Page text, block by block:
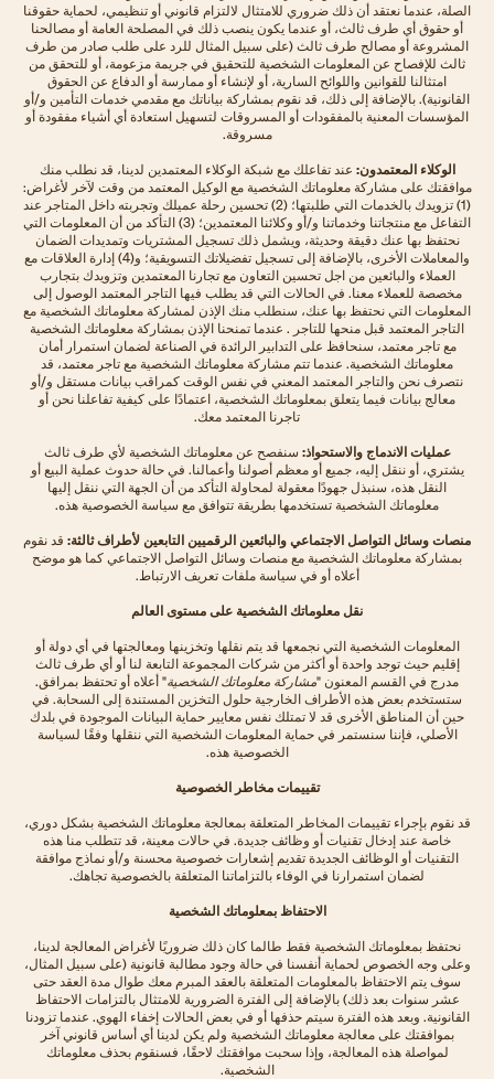
الصلة، عندما نعتقد أن ذلك ضروري للامتثال لالتزام قانوني أو تنظيمي، لحماية حقوقنا
أو حقوق أي طرف ثالث، أو عندما يكون ينصب ذلك في المصلحة العامة أو مصالحنا
المشروعة أو مصالح طرف ثالث (على سبيل المثال للرد على طلب صادر من طرف
ثالث للإفصاح عن المعلومات الشخصية للتحقيق في جريمة مزعومة، أو للتحقق من
امتثالنا للقوانين واللوائح السارية، أو لإنشاء أو ممارسة أو الدفاع عن الحقوق
القانونية). بالإضافة إلى ذلك، قد نقوم بمشاركة بياناتك مع مقدمي خدمات التأمين و/أو
المؤسسات المعنية بالمفقودات أو المسروقات لتسهيل استعادة أي أشياء مفقودة أو
مسروقة.
الوكلاء المعتمدون: عند تفاعلك مع شبكة الوكلاء المعتمدين لدينا، قد نطلب منك
موافقتك على مشاركة معلوماتك الشخصية مع الوكيل المعتمد من وقت لآخر لأغراض:
(1) تزويدك بالخدمات التي طلبتها؛ (2) تحسين رحلة عميلك وتجربته داخل المتاجر عند
التفاعل مع منتجاتنا وخدماتنا و/أو وكلائنا المعتمدين؛ (3) التأكد من أن المعلومات التي
نحتفظ بها عنك دقيقة وحديثة، ويشمل ذلك تسجيل المشتريات وتمديدات الضمان
والمعاملات الأخرى، بالإضافة إلى تسجيل تفضيلاتك التسويقية؛ و(4) إدارة العلاقات مع
العملاء والبائعين من اجل تحسين التعاون مع تجارنا المعتمدين وتزويدك بتجارب
مخصصة للعملاء معنا. في الحالات التي قد يطلب فيها التاجر المعتمد الوصول إلى
المعلومات التي نحتفظ بها عنك، سنطلب منك الإذن لمشاركة معلوماتك الشخصية مع
التاجر المعتمد قبل منحها للتاجر . عندما تمنحنا الإذن بمشاركة معلوماتك الشخصية
مع تاجر معتمد، سنحافظ على التدابير الرائدة في الصناعة لضمان استمرار أمان
معلوماتك الشخصية. عندما تتم مشاركة معلوماتك الشخصية مع تاجر معتمد، قد
نتصرف نحن والتاجر المعتمد المعني في نفس الوقت كمراقب بيانات مستقل و/أو
معالج بيانات فيما يتعلق بمعلوماتك الشخصية، اعتمادًا على كيفية تفاعلنا نحن أو
تاجرنا المعتمد معك.
عمليات الاندماج والاستحواذ: سنفصح عن معلوماتك الشخصية لأي طرف ثالث
يشتري، أو ننقل إليه، جميع أو معظم أصولنا وأعمالنا. في حالة حدوث عملية البيع أو
النقل هذه، سنبذل جهودًا معقولة لمحاولة التأكد من أن الجهة التي ننقل إليها
معلوماتك الشخصية تستخدمها بطريقة تتوافق مع سياسة الخصوصية هذه.
منصات وسائل التواصل الاجتماعي والبائعين الرقميين التابعين لأطراف ثالثة:قد نقوم
بمشاركة معلوماتك الشخصية مع منصات وسائل التواصل الاجتماعي كما هو موضح
أعلاه أو في سياسة ملفات تعريف الارتباط.
نقل معلوماتك الشخصية على مستوى العالم
المعلومات الشخصية التي نجمعها قد يتم نقلها وتخزينها ومعالجتها في أي دولة أو
إقليم حيث توجد واحدة أو أكثر من شركات المجموعة التابعة لنا أو أي طرف ثالث
مدرج في القسم المعنون "مشاركة معلوماتك الشخصية" أعلاه أو تحتفظ بمرافق.
ستستخدم بعض هذه الأطراف الخارجية حلول التخزين المستندة إلى السحابة. في
حين أن المناطق الأخرى قد لا تمتلك نفس معايير حماية البيانات الموجودة في بلدك
الأصلي، فإننا سنستمر في حماية المعلومات الشخصية التي ننقلها وفقًا لسياسة
الخصوصية هذه.
تقييمات مخاطر الخصوصية
قد نقوم بإجراء تقييمات المخاطر المتعلقة بمعالجة معلوماتك الشخصية بشكل دوري،
خاصة عند إدخال تقنيات أو وظائف جديدة. في حالات معينة، قد تتطلب منا هذه
التقنيات أو الوظائف الجديدة تقديم إشعارات خصوصية محسنة و/أو نماذج موافقة
لضمان استمرارنا في الوفاء بالتزاماتنا المتعلقة بالخصوصية تجاهك.
الاحتفاظ بمعلوماتك الشخصية
نحتفظ بمعلوماتك الشخصية فقط طالما كان ذلك ضروريًا لأغراض المعالجة لدينا،
وعلى وجه الخصوص لحماية أنفسنا في حالة وجود مطالبة قانونية (على سبيل المثال،
سوف يتم الاحتفاظ بالمعلومات المتعلقة بالعقد المبرم معك طوال مدة العقد حتى
عشر سنوات بعد ذلك) بالإضافة إلى الفترة الضرورية للامتثال بالتزامات الاحتفاظ
القانونية. وبعد هذه الفترة سيتم حذفها أو في بعض الحالات إخفاء الهوي. عندما تزودنا
بموافقتك على معالجة معلوماتك الشخصية ولم يكن لدينا أي أساس قانوني آخر
لمواصلة هذه المعالجة، وإذا سحبت موافقتك لاحقًا، فسنقوم بحذف معلوماتك
الشخصية.